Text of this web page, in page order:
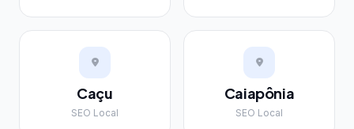
Caçu
SEO Local
Caiapônia
SEO Local